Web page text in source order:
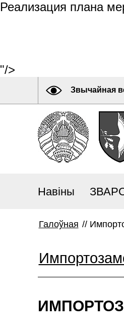
Реализация плана
"/>
Звычайная
Навіны
Галоўная //